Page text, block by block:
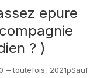
epure
? )
– toutefois, 2021pSauf